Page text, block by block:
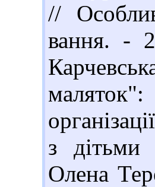
//
вання. -
з дітьми
Олена